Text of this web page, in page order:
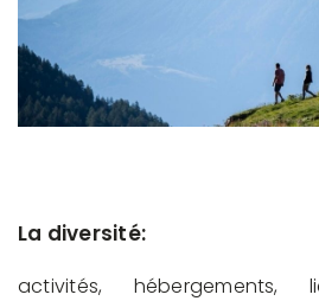
La diversité:
activités, hébergements,